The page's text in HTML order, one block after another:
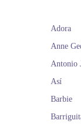
Adora
Anne
Antonio
Así
Barbie